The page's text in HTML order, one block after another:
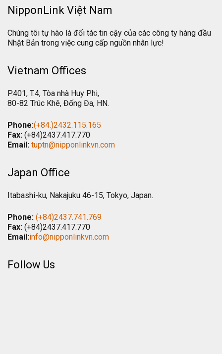
NipponLink Việt Nam
Chúng tôi tự hào là đối tác tin cậy của các công ty hàng đầu
Nhật Bản trong việc cung cấp nguồn nhân lực!
Vietnam Offices
P.401, T.4, Tòa nhà Huy Phi,
80-82 Trúc Khê, Đống Đa, HN.
Phone:(+84.)2432.115.165
Fax: (+84)2437.417.770
Email: tuptn@nipponlinkvn.com
Japan Office
Itabashi-ku, Nakajuku 46-15, Tokyo, Japan.
Phone: (+84)2437.741.769
Fax: (+84)2437.417.770
Email:info@nipponlinkvn.com
Follow Us